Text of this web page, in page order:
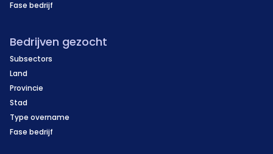
Fase bedrijf
Bedrijven gezocht
Subsectors
Land
Provincie
Stad
Type overname
Fase bedrijf